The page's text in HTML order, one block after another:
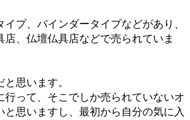
プ、バインダータイプなどがあり、
、仏壇仏具店などで売られていま
思います。
って、そこでしか売られていないオ
思いますし、最初から自分の気に入